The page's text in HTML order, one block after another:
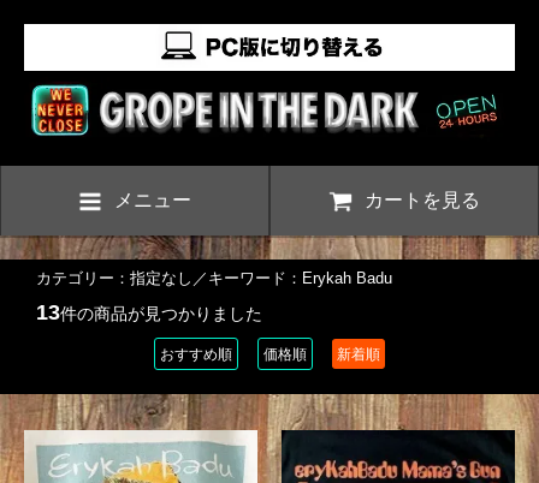
メニュー カートを見る
カテゴリー：指定なし／キーワード：Erykah Badu
13件の商品が見つかりました
おすすめ順 価格順 新着順